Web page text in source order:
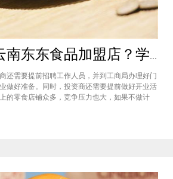
新手如何开云南东东食品加盟店？学会这几点即可轻松开店
还需要提前招聘工作人员，并到工商局办理好门
做好准备。同时，投资商还需要提前做好开业活
的零食店铺众多，竞争压力也大，如果不做计
要先确定好门店定位，然后需要从总部了解进货